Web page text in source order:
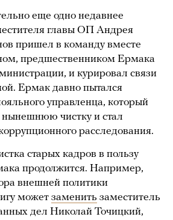
еще одно недавнее
главы ОП Андрея
пришел в команду вместе
предшественником Ермака
и курировал связи
Ермак давно пытался
управленца, который
нынешнюю чистку и стал
расследования.
старых кадров в пользу
продолжится. Например,
внешней политики
может заменить заместитель
дел Николай Точицкий,